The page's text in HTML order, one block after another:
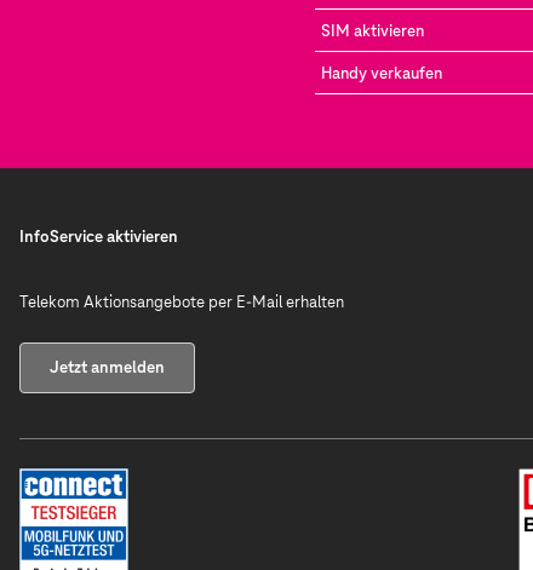
SIM aktivieren
Handy verkaufen
InfoService aktivieren
Telekom Aktionsangebote per E-Mail erhalten
Jetzt anmelden